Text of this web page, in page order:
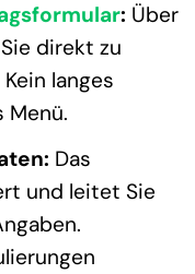
: Über
direkt zu
langes
Menü.
Das
und leitet Sie